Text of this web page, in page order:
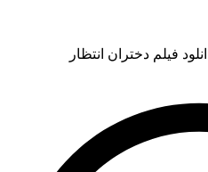
فیلم دختران انتظار